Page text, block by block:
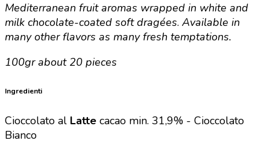
Mediterranean fruit aromas wrapped in white and
milk chocolate-coated soft dragées. Available in
many other flavors as many fresh temptations.
100gr about 20 pieces
Ingredienti
Cioccolato al Latte cacao min. 31,9% - Cioccolato
Bianco